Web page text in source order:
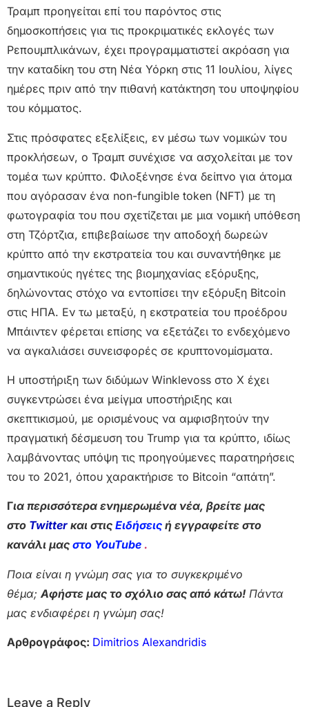
Τραμπ προηγείται επί του παρόντος στις
δημοσκοπήσεις για τις προκριματικές εκλογές των
Ρεπουμπλικάνων, έχει προγραμματιστεί ακρόαση για
την καταδίκη του στη Νέα Υόρκη στις 11 Ιουλίου, λίγες
ημέρες πριν από την πιθανή κατάκτηση του υποψηφίου
του κόμματος.
Στις πρόσφατες εξελίξεις, εν μέσω των νομικών του
προκλήσεων, ο Τραμπ συνέχισε να ασχολείται με τον
τομέα των κρύπτο. Φιλοξένησε ένα δείπνο για άτομα
που αγόρασαν ένα non-fungible token (NFT) με τη
φωτογραφία του που σχετίζεται με μια νομική υπόθεση
στη Τζόρτζια, επιβεβαίωσε την αποδοχή δωρεών
κρύπτο από την εκστρατεία του και συναντήθηκε με
σημαντικούς ηγέτες της βιομηχανίας εξόρυξης,
δηλώνοντας στόχο να εντοπίσει την εξόρυξη Bitcoin
στις ΗΠΑ. Εν τω μεταξύ, η εκστρατεία του προέδρου
Μπάιντεν φέρεται επίσης να εξετάζει το ενδεχόμενο
να αγκαλιάσει συνεισφορές σε κρυπτονομίσματα.
Η υποστήριξη των διδύμων Winklevoss στο X έχει
συγκεντρώσει ένα μείγμα υποστήριξης και
σκεπτικισμού, με ορισμένους να αμφισβητούν την
πραγματική δέσμευση του Trump για τα κρύπτο, ιδίως
λαμβάνοντας υπόψη τις προηγούμενες παρατηρήσεις
του το 2021, όπου χαρακτήρισε το Bitcoin “απάτη”.
Για περισσότερα ενημερωμένα νέα, βρείτε μας
στο Twitter και στις Ειδήσεις ή εγγραφείτε στο
κανάλι μας στο YouTube .
Ποια είναι η γνώμη σας για το συγκεκριμένο
θέμα; Αφήστε μας το σχόλιο σας από κάτω! Πάντα
μας ενδιαφέρει η γνώμη σας!
Αρθρογράφος: Dimitrios Alexandridis
Leave a Reply